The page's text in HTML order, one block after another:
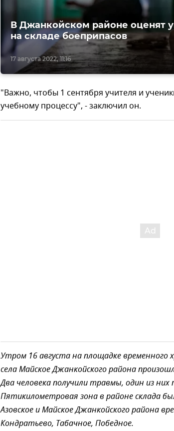
17 августа 2022, 11:16
В Джанкойском районе оценят
на складе боеприпасов
"Важно, чтобы 1 сентября учителя и
учебному процессу", - заключил он.
Утром 16 августа на площадке временного
села Майское Джанкойского района
Два человека получили травмы, один из них
Пятикилометровая зона в районе склада
Азовское и Майское Джанкойского района
Кондратьево, Табачное, Победное.